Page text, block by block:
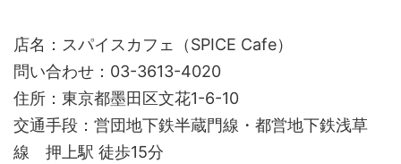
店名：スパイスカフェ（SPICE Cafe）
問い合わせ：03-3613-4020
住所：東京都墨田区文花1-6-10
交通手段：営団地下鉄半蔵門線・都営地下鉄浅草
線 押上駅 徒歩15分